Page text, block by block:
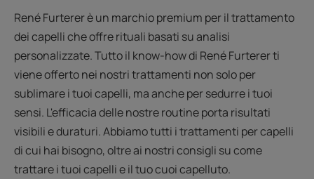
René Furterer è un marchio premium per il trattamento
dei capelli che offre rituali basati su analisi
personalizzate. Tutto il know-how di René Furterer ti
viene offerto nei nostri trattamenti non solo per
sublimare i tuoi capelli, ma anche per sedurre i tuoi
sensi. L'efficacia delle nostre routine porta risultati
visibili e duraturi. Abbiamo tutti i trattamenti per capelli
di cui hai bisogno, oltre ai nostri consigli su come
trattare i tuoi capelli e il tuo cuoi capelluto.